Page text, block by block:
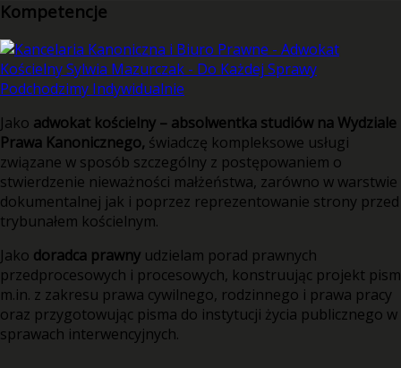
Kompetencje
Jako adwokat kościelny – absolwentka studiów na Wydziale
Prawa Kanonicznego, świadczę kompleksowe usługi
związane w sposób szczególny z postępowaniem o
stwierdzenie nieważności małżeństwa, zarówno w warstwie
dokumentalnej jak i poprzez reprezentowanie strony przed
trybunałem kościelnym.
Jako doradca prawny udzielam porad prawnych
przedprocesowych i procesowych, konstruując projekt pism
m.in. z zakresu prawa cywilnego, rodzinnego i prawa pracy
oraz przygotowując pisma do instytucji życia publicznego w
sprawach interwencyjnych.